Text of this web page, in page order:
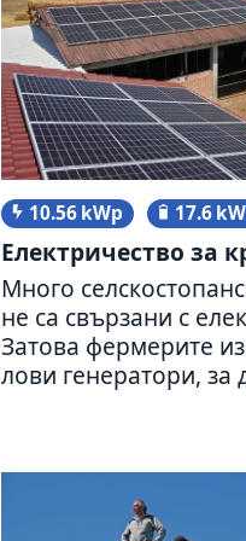
10.56 kWp 17.6
Електри­че­ство за
Много
не са свър­зани с
Затова фер­ме­рите
лови гене­ра­тори, за